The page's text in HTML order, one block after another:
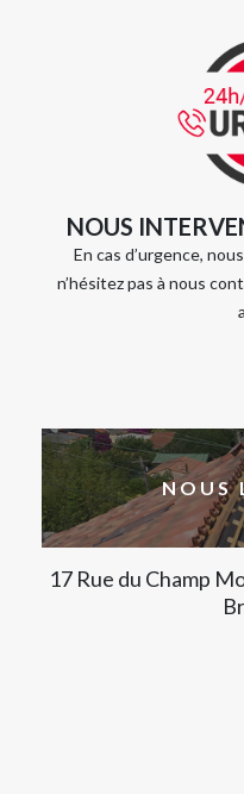
NOUS
En cas d’urgence,
n’hésitez pas à nous
NOUS
17 Rue du Champ